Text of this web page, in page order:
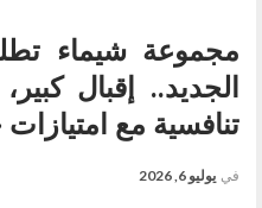
مجموعة شيماء
الجديد.. إقبال
تنافسية مع
في يوليو 6, 2026